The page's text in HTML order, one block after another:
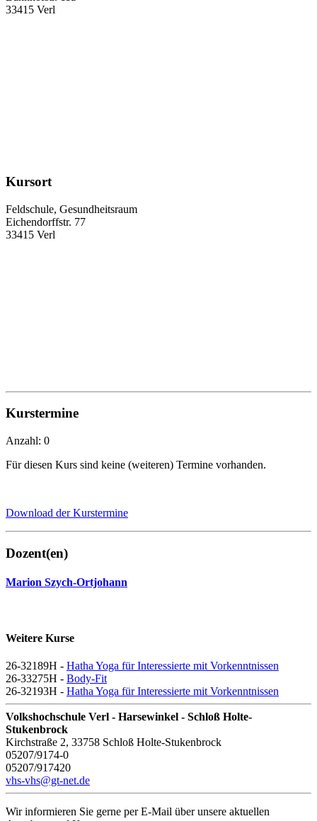
33415 Verl
Kursort
Feldschule, Gesundheitsraum
Eichendorffstr. 77
33415 Verl
Kurstermine
Anzahl: 0
Für diesen Kurs sind keine (weiteren) Termine vorhanden.
Download der Kurstermine
Dozent(en)
Marion Szych-Ortjohann
Weitere Kurse
26-32189H - Hatha Yoga für Interessierte mit Vorkenntnissen
26-33275H - Body-Fit
26-32193H - Hatha Yoga für Interessierte mit Vorkenntnissen
Volkshochschule Verl - Harsewinkel - Schloß Holte-
Stukenbrock
Kirchstraße 2, 33758 Schloß Holte-Stukenbrock
05207/9174-0
05207/917420
vhs-vhs@gt-net.de
Wir informieren Sie gerne per E-Mail über unsere aktuellen